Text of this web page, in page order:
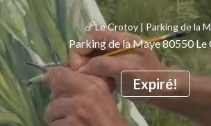
Expiré!
Le Crotoy | Parking de la
Parking de la Maye 80550 Le